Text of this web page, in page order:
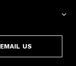
EMAIL US